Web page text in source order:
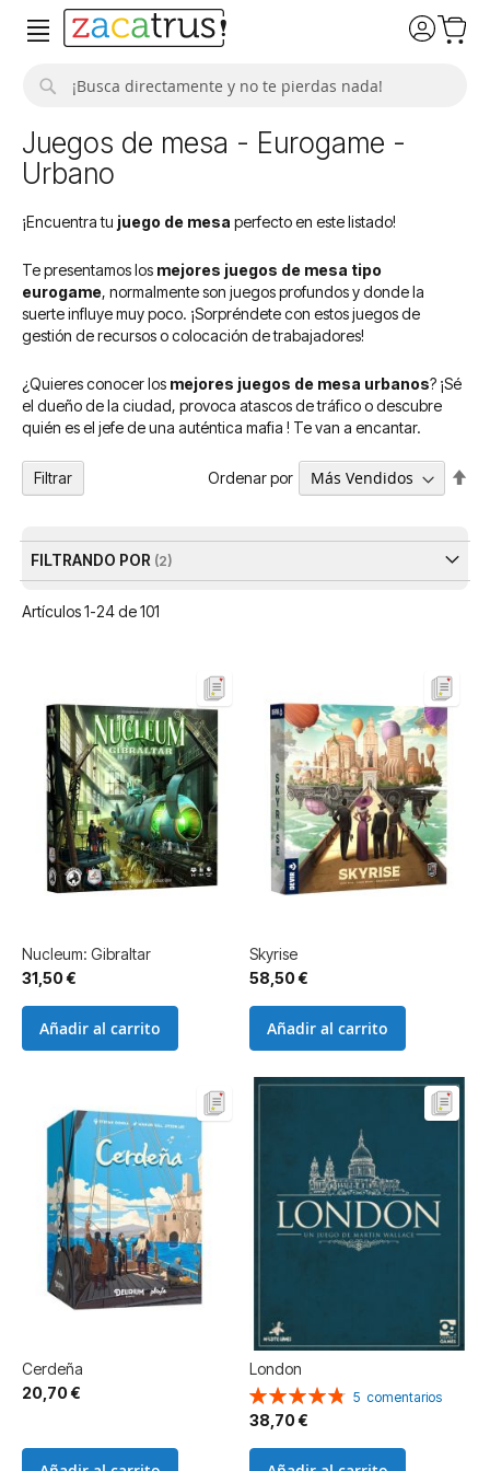
Juegos de mesa - Eurogame -
Urbano
¡Encuentra tu juego de mesa perfecto en este listado!
Te presentamos los mejores juegos de mesa tipo
eurogame, normalmente son juegos profundos y donde la
suerte influye muy poco. ¡Sorpréndete con estos juegos de
gestión de recursos o colocación de trabajadores!
¿Quieres conocer los mejores juegos de mesa urbanos? ¡Sé
el dueño de la ciudad, provoca atascos de tráfico o descubre
quién es el jefe de una auténtica mafia ! Te van a encantar.
Artículos1-24de101
Ordenar por
Nucleum: Gibraltar
31,50 €
Añadir al carrito
Skyrise
58,50 €
Añadir al carrito
Cerdeña
20,70 €
London
Valoración:
96%
5 comentarios
38,70 €
Filtrar
FILTRANDO POR